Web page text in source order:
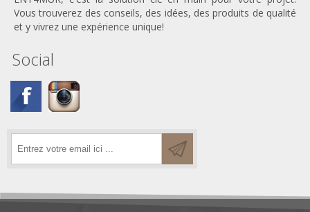
Vous trouverez des conseils, des idées, des produits de qualité
et y vivrez une expérience unique!
Social